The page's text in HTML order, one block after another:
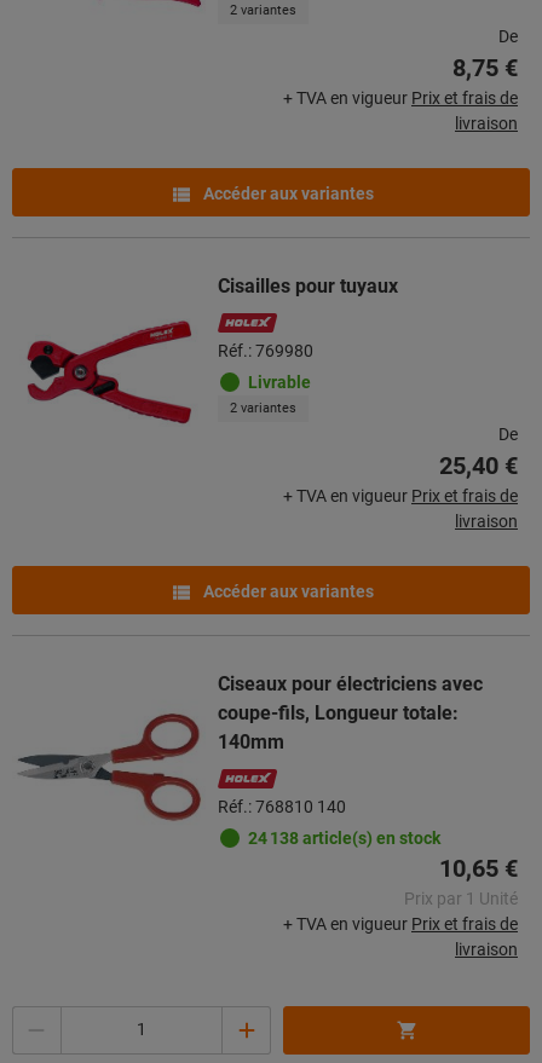
2 variantes
De
8,75 €
+ TVA en vigueur Prix et frais de
livraison
Accéder aux variantes
Cisailles pour tuyaux
Réf.: 769980
Livrable
2 variantes
De
25,40 €
+ TVA en vigueur Prix et frais de
livraison
Accéder aux variantes
Ciseaux pour électriciens avec
coupe-fils, Longueur totale:
140mm
Réf.: 768810 140
24 138 article(s) en stock
10,65 €
Prix par 1 Unité
+ TVA en vigueur Prix et frais de
livraison